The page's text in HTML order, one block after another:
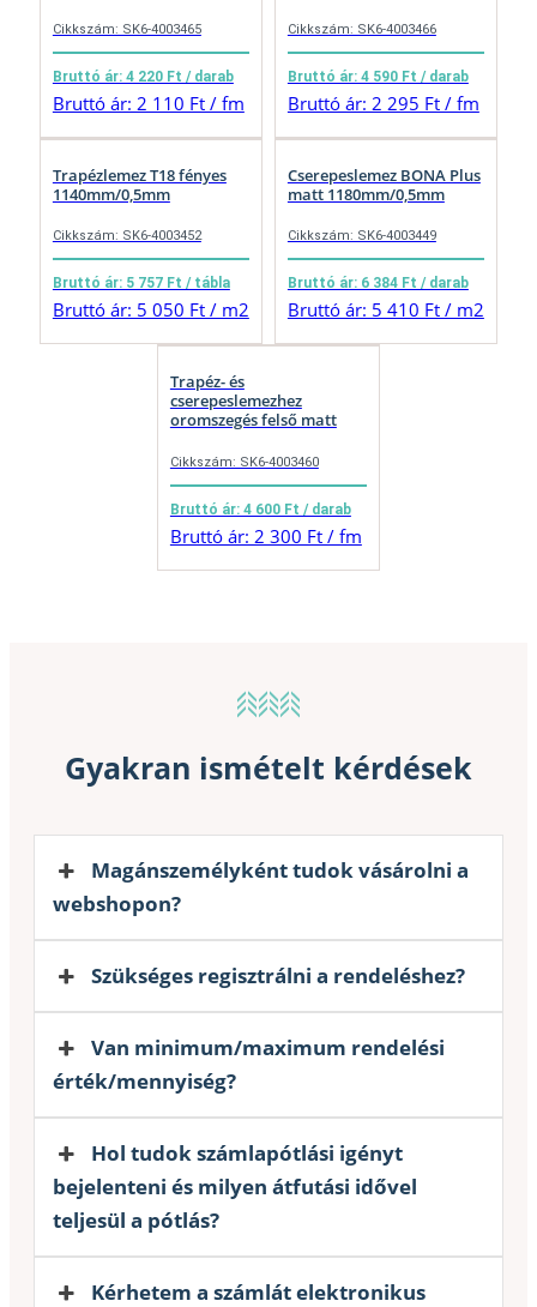
Cikkszám: SK6-4003465
Bruttó ár: 4 220 Ft / darab
Bruttó ár: 2 110 Ft / fm
Cikkszám: SK6-4003466
Bruttó ár: 4 590 Ft / darab
Bruttó ár: 2 295 Ft / fm
Trapézlemez T18 fényes
1140mm/0,5mm
Cikkszám: SK6-4003452
Bruttó ár: 5 757 Ft / tábla
Bruttó ár: 5 050 Ft / m2
Cserepeslemez BONA Plus
matt 1180mm/0,5mm
Cikkszám: SK6-4003449
Bruttó ár: 6 384 Ft / darab
Bruttó ár: 5 410 Ft / m2
Trapéz- és
cserepeslemezhez
oromszegés felső matt
Cikkszám: SK6-4003460
Bruttó ár: 4 600 Ft / darab
Bruttó ár: 2 300 Ft / fm
Gyakran ismételt kérdések
Magánszemélyként tudok vásárolni a
webshopon?
Szükséges regisztrálni a rendeléshez?
Van minimum/maximum rendelési
érték/mennyiség?
Hol tudok számlapótlási igényt
bejelenteni és milyen átfutási idővel
teljesül a pótlás?
Kérhetem a számlát elektronikus